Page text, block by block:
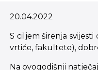
20.04.2022
S ciljem širenja
vrtiće, fakultete),
Na ovogodišnji